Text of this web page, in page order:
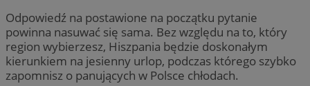
Odpowiedź na postawione na początku pytanie
powinna nasuwać się sama. Bez względu na to, który
region wybierzesz, Hiszpania będzie doskonałym
kierunkiem na jesienny urlop, podczas którego szybko
zapomnisz o panujących w Polsce chłodach.